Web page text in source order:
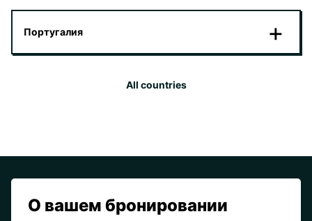
Португалия
All countries
О вашем бронировании